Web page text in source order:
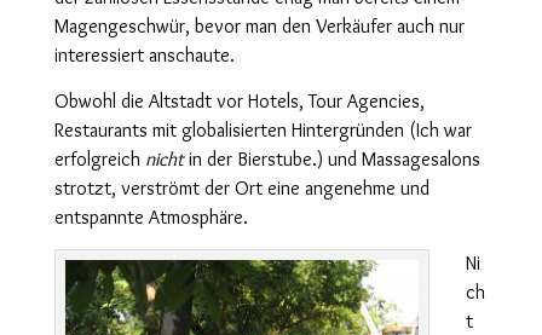
Magengeschwür, bevor man den Verkäufer auch nur
interessiert anschaute.
Obwohl die Altstadt vor Hotels, Tour Agencies,
Restaurants mit globalisierten Hintergründen (Ich war
erfolgreich nichtin der Bierstube.) und Massagesalons
strotzt, verströmt der Ort eine angenehme und
entspannte Atmosphäre.
Ni
ch
t